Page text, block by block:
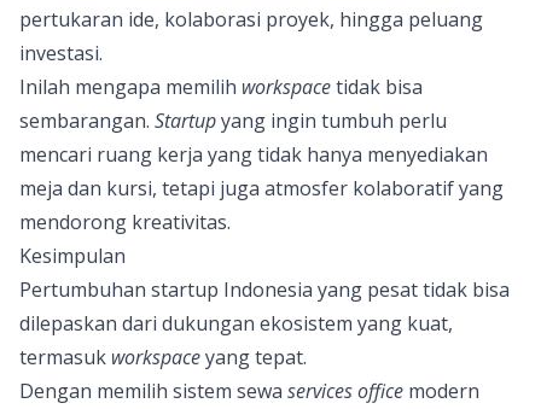
pertukaran ide, kolaborasi proyek, hingga peluang
investasi.
Inilah mengapa memilih workspacetidak bisa
sembarangan. Startupyang ingin tumbuh perlu
mencari ruang kerja yang tidak hanya menyediakan
meja dan kursi, tetapi juga atmosfer kolaboratif yang
mendorong kreativitas.
Kesimpulan
Pertumbuhan startup Indonesia yang pesat tidak bisa
dilepaskan dari dukungan ekosistem yang kuat,
termasuk workspaceyang tepat.
Dengan memilih sistem sewa services office modern